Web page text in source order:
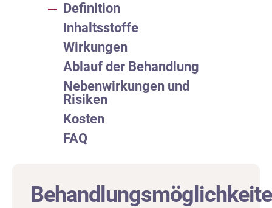
Definition
Inhaltsstoffe
Wirkungen
Ablauf der Behandlung
Nebenwirkungen und
Risiken
Kosten
FAQ